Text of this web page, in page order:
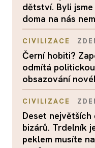
dětství. Byli
doma na nás
CIVILIZACE
Černí hobiti?
odmítá
obsazování
CIVILIZACE
Deset
bizárů. Trdelník
peklem musíte